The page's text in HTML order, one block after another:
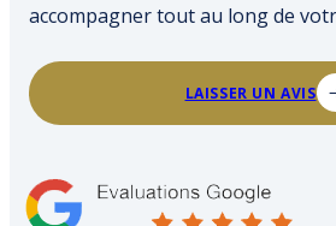
accompagner tout au long de
LAISSER UN AVIS